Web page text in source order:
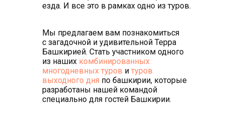
Мы предлагаем вам познакомиться
с загадочной и удивительной Терра
Башкирией. Стать участником одного
из наших комбинированных
многодневных туров и туров
выходного дня по башкирии, которые
разработаны нашей командой
специально для гостей Башкирии.
езда. И все это в рамках одно из туров.